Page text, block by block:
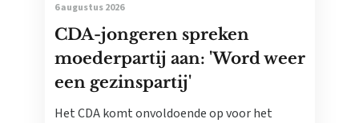
6 augustus 2026
CDA-jongeren spreken
moederpartij aan: 'Word weer
een gezinspartij'
Het CDA komt onvoldoende op voor het